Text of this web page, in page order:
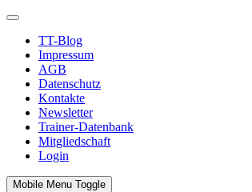
TT-Blog
Impressum
AGB
Datenschutz
Kontakte
Newsletter
Trainer-Datenbank
Mitgliedschaft
Login
Mobile Menu Toggle